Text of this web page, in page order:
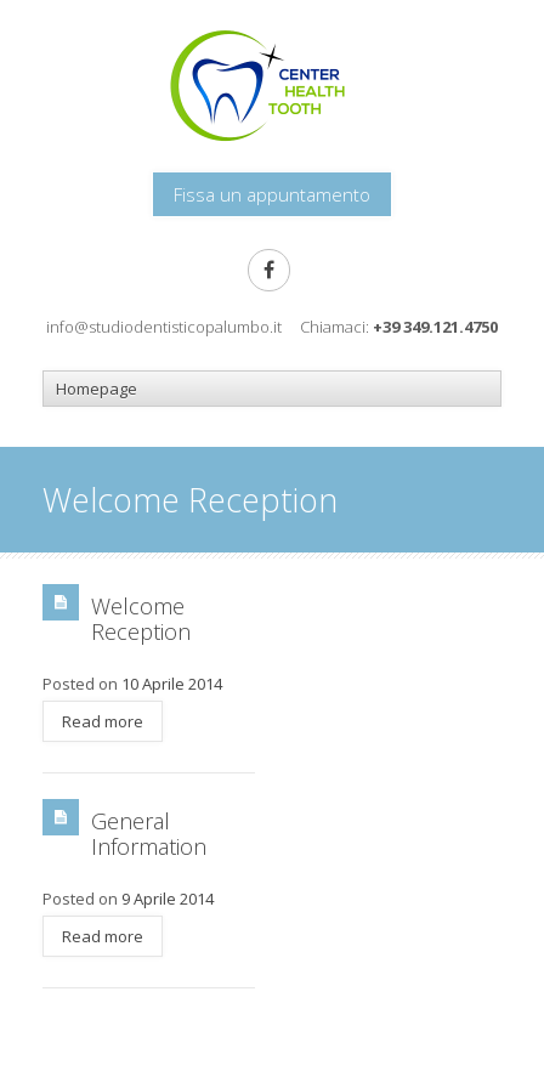
Fissa un appuntamento
info@studiodentisticopalumbo.it Chiamaci: +39 349.121.4750
Welcome Reception
Welcome
Reception
Posted on 10 Aprile 2014
Read more
General
Information
Posted on 9 Aprile 2014
Read more